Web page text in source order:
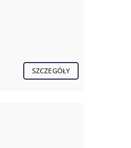
SZCZEGÓŁY